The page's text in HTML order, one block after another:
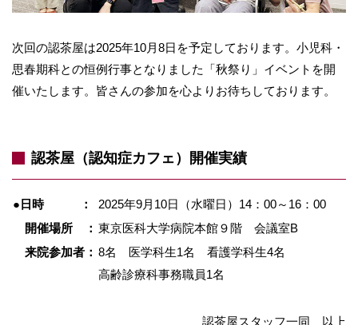
次回の認茶屋は2025年10月8日を予定しております。小児科・
思春期科との恒例行事となりました「秋祭り」イベントを開
催いたします。皆さんの参加を心よりお待ちしております。
認茶屋（認知症カフェ）開催実績
●日時 ： 2025年9月10日（水曜日） 14：00～16：00
開催場所 ： 東京医科大学病院本館９階 会議室B
来院参加者： 8名 医学科生1名 看護学科生4名
高齢診療科事務職員1名
認茶屋スタッフ一同 以上